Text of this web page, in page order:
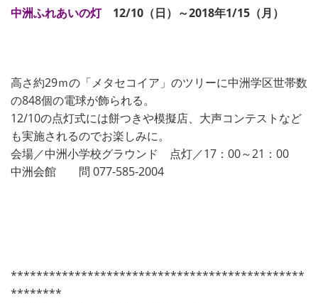
中洲ふれあいの灯12/10（日）～2018年1/15（月）
高さ約29ｍの「メタセコイア」のツリーに中洲学区世帯数
の848個の電球が飾られる。
12/10の点灯式には餅つきや模擬店、大声コンテストなど
も実施されるのでお楽しみに。
会場／中洲小学校グラウンド 点灯／17：00～21：00
中洲会館 問 077-585-2004
**********************************************
********